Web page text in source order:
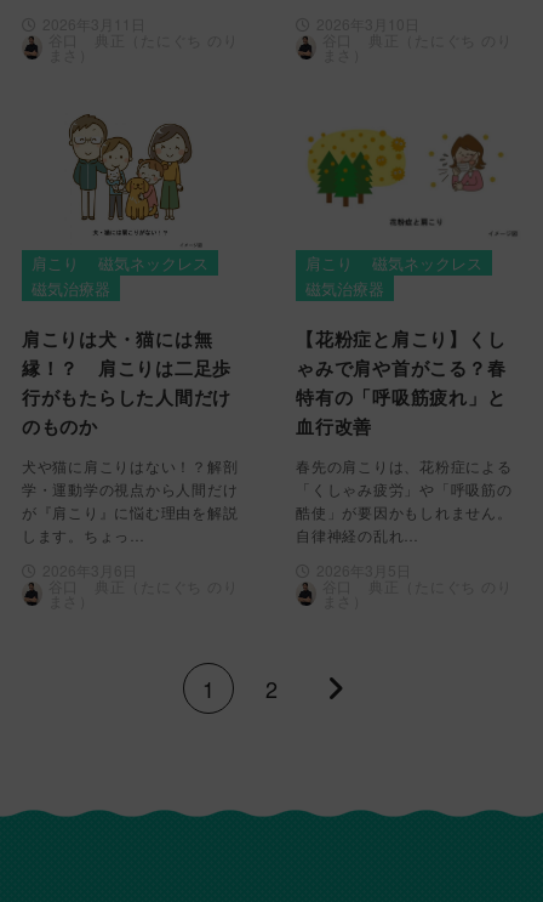
肩こり
磁気ネックレス
磁気治療器
肩こりは犬・猫には無
縁！？ 肩こりは二足歩
行がもたらした人間だけ
のものか
犬や猫に肩こりはない！？解剖
学・運動学の視点から人間だけ
が『肩こり』に悩む理由を解説
します。ちょっ…
肩こり
磁気ネックレス
磁気治療器
【花粉症と肩こり】くし
ゃみで肩や首がこる？春
特有の「呼吸筋疲れ」と
血行改善
春先の肩こりは、花粉症による
「くしゃみ疲労」や「呼吸筋の
酷使」が要因かもしれません。
自律神経の乱れ…
1 2